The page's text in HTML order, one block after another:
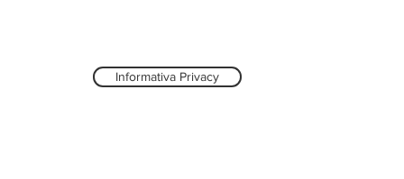
Informativa Privacy